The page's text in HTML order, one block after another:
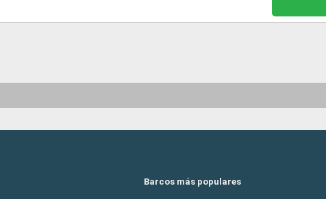
Barcos más populares